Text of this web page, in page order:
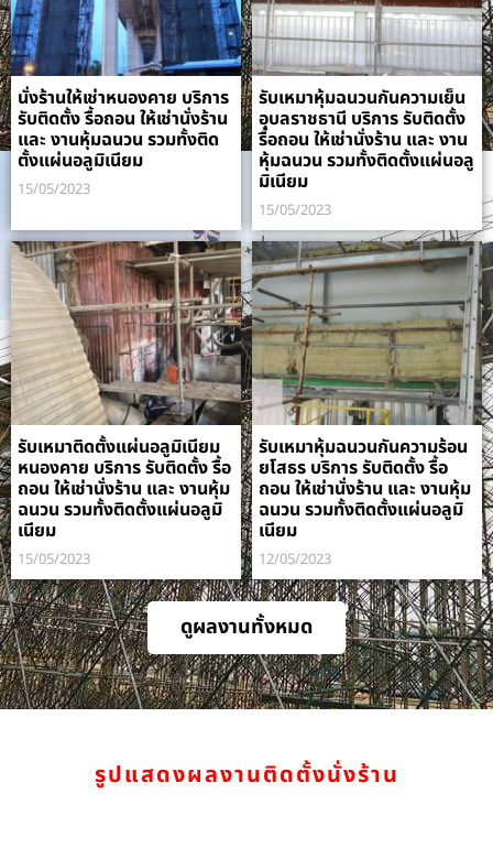
นั่งร้านให้เช่าหนองคาย บริการ
รับติดตั้ง รื้อถอน ให้เช่านั่งร้าน
และ งานหุ้มฉนวน รวมทั้งติด
ตั้งแผ่นอลูมิเนียม
15/05/2023
รับเหมาหุ้มฉนวนกันความเย็น
อุบลราชธานี บริการ รับติดตั้ง
รื้อถอน ให้เช่านั่งร้าน และ งาน
หุ้มฉนวน รวมทั้งติดตั้งแผ่นอลู
มิเนียม
15/05/2023
รับเหมาติดตั้งแผ่นอลูมิเนียม
หนองคาย บริการ รับติดตั้ง รื้อ
ถอน ให้เช่านั่งร้าน และ งานหุ้ม
ฉนวน รวมทั้งติดตั้งแผ่นอลูมิ
เนียม
15/05/2023
รับเหมาหุ้มฉนวนกันความร้อน
ยโสธร บริการ รับติดตั้ง รื้อ
ถอน ให้เช่านั่งร้าน และ งานหุ้ม
ฉนวน รวมทั้งติดตั้งแผ่นอลูมิ
เนียม
12/05/2023
ดูผลงานทั้งหมด
รูปแสดงผลงานติดตั้งนั่งร้าน